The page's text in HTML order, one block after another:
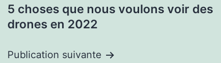
de
5 choses que nous voulons voir des
drones en 2022
Publication suivante